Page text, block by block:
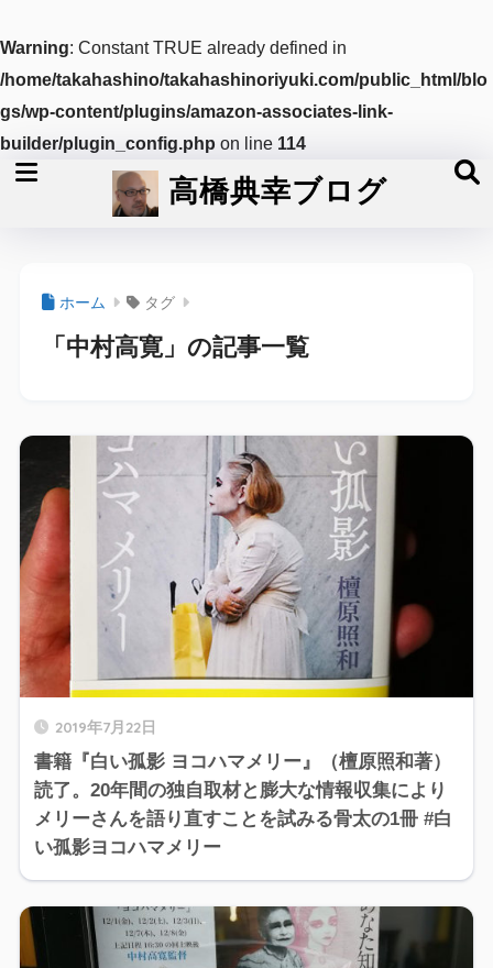
Warning: Constant TRUE already defined in
/home/takahashino/takahashinoriyuki.com/public_html/blo
gs/wp-content/plugins/amazon-associates-link-
builder/plugin_config.php on line 114
高橋典幸ブログ
ホーム タグ
「中村高寛」の記事一覧
2019年7月22日
書籍『白い孤影 ヨコハマメリー』（檀原照和著）
読了。20年間の独自取材と膨大な情報収集により
メリーさんを語り直すことを試みる骨太の1冊 #白
い孤影ヨコハマメリー